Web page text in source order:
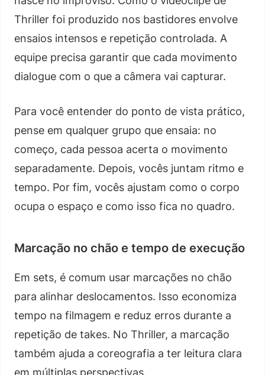
Thriller foi produzido nos bastidores envolve
ensaios intensos e repetição controlada. A
equipe precisa garantir que cada movimento
dialogue com o que a câmera vai capturar.
Para você entender do ponto de vista prático,
pense em qualquer grupo que ensaia: no
começo, cada pessoa acerta o movimento
separadamente. Depois, vocês juntam ritmo e
tempo. Por fim, vocês ajustam como o corpo
ocupa o espaço e como isso fica no quadro.
Marcação no chão e tempo de execução
Em sets, é comum usar marcações no chão
para alinhar deslocamentos. Isso economiza
tempo na filmagem e reduz erros durante a
repetição de takes. No Thriller, a marcação
também ajuda a coreografia a ter leitura clara
em múltiplas perspectivas.